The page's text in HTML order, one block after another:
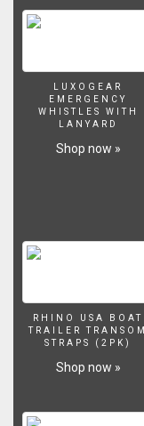
LUXOGEAR
EMERGENCY
WHISTLES WITH
LANYARD
Shop now »
RHINO USA BOAT
TRAILER TRANSOM
STRAPS (2PK)
Shop now »